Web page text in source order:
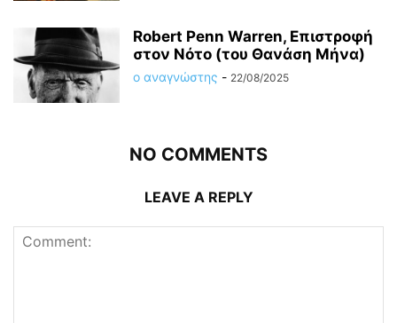
Robert Penn Warren, Επιστροφή
στον Νότο (του Θανάση Μήνα)
ο αναγνώστης - 22/08/2025
NO COMMENTS
LEAVE A REPLY